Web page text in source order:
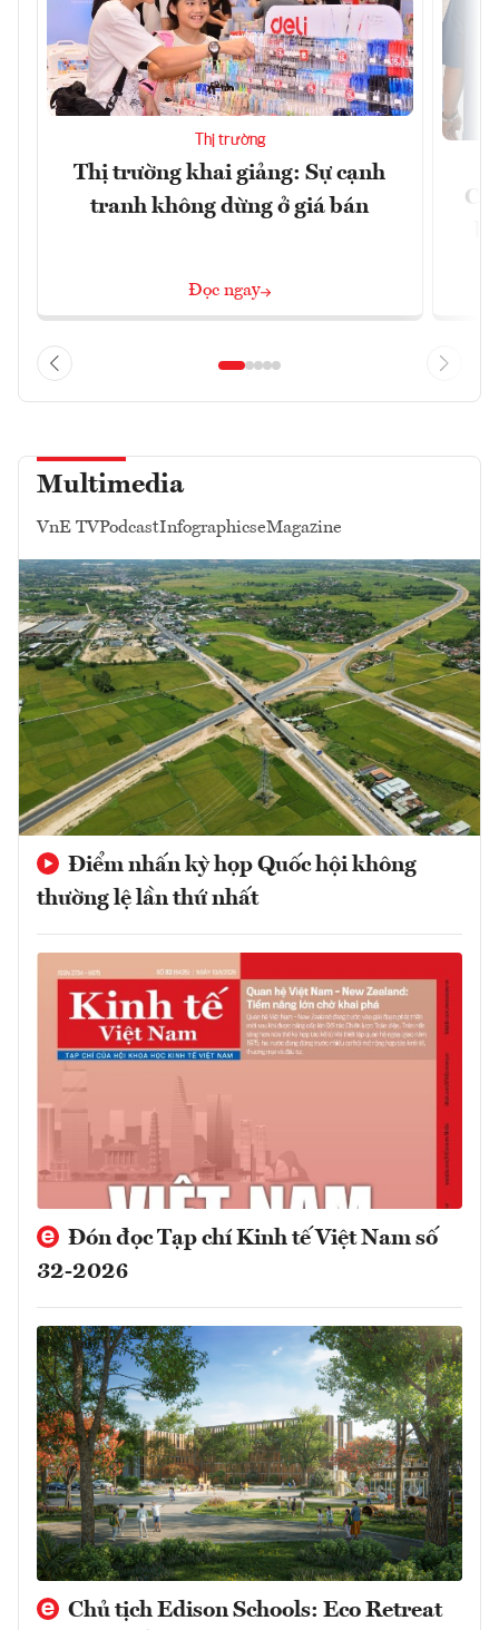
Thị trường
Thị trường khai giảng: Sự cạnh
tranh không dừng ở giá bán
Đọc ngay
Multimedia
VnE TVPodcastInfographicseMagazine
Điểm nhấn kỳ họp Quốc hội không
thường lệ lần thứ nhất
Đón đọc Tạp chí Kinh tế Việt Nam số
32-2026
Chủ tịch Edison Schools: Eco Retreat